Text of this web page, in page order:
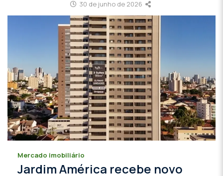
30 de junho de 2026
Mercado imobiliário
Jardim América recebe novo